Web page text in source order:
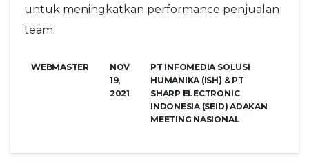
untuk meningkatkan performance penjualan
team.
WEBMASTER
NOV
19,
2021
PT INFOMEDIA SOLUSI
HUMANIKA (ISH) & PT
SHARP ELECTRONIC
INDONESIA (SEID) ADAKAN
MEETING NASIONAL